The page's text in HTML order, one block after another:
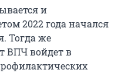
и
2022 года начался
Тогда же
ВПЧ войдет в